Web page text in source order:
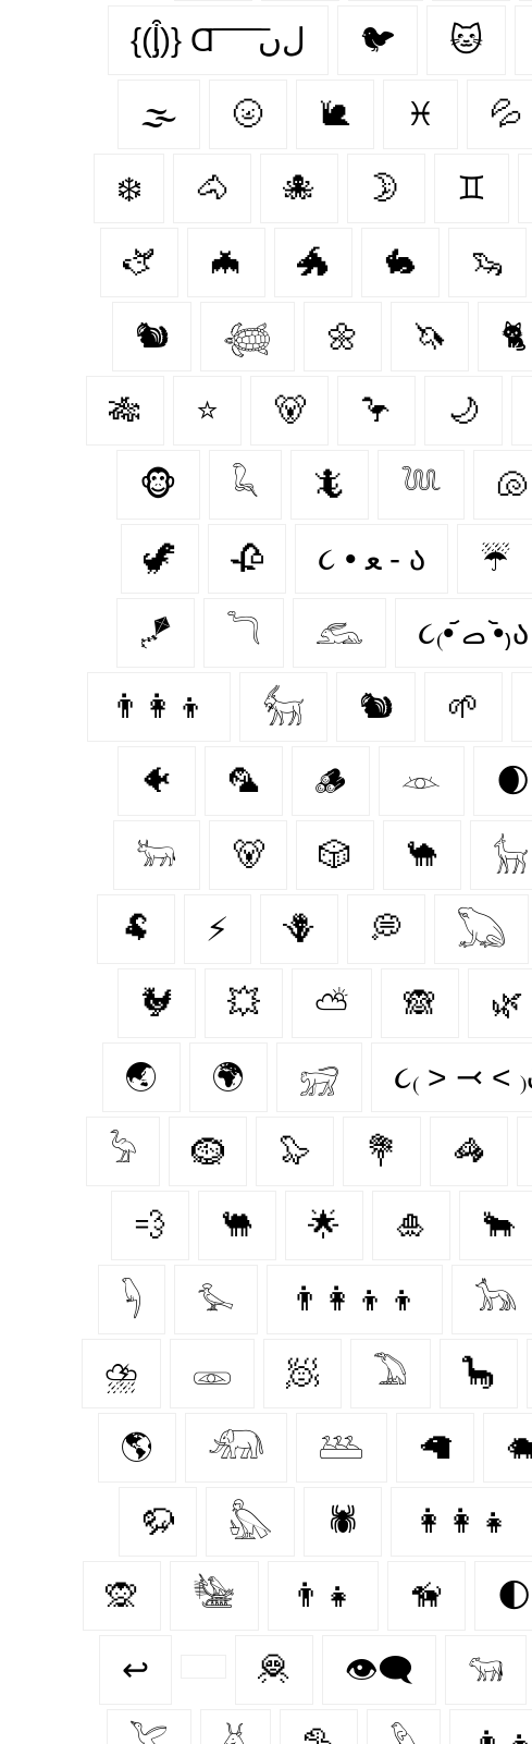
{(ᶅ͒)} Ɑ͞ ͞ ͞ ͞ ͞ ﻝﮞ 🐦‍ 🐱
🌫️ 🌝 🐌 ♓ 💦
❄️ 🐴 🐙 🌛 ♊
🫏 🦇 🐲 🐇 🦦
🐿️ 𓆉 🌼 🦄 🐈‍
🎋 ⭐ 🐻‍ 🦩 🌙
🐵 𓆗 🦎 𓆙 🐚
🦖 🥀 ૮ • ﻌ - ა⁩ ☔
🪁 𓆓 𓃹 ૮₍•᷄ ࡇ •᷅₎ა
👨‍👩‍👦 𓃶 🐿 🌱
🐠 🦜 🪵 𓁺 🌒
𓃽 🐻 🎲 🐪 𓃴
🐏 ⚡ 🪻 💭 𓆏
🐓 💥 ⛅ 🙈 🌿
🌏 🌍 𓃸 ૮₍ ˃ ⤙ ˂
𓅦 🪹 🦭 💐 🦓
💨 🐫 🌟 🎍 🐂
𓆐 𓅙 👨‍👩‍👦‍👦 𓃥
⛈️ 𓁽 🧖‍ 𓅐 🦕
🌎 𓃰 𓅹 🦙
🦬 𓅽 🕷️ 👩‍👩‍👧
🙊 𓅋 👨‍👧 🦮 🌓
↩ 🦧 👁️‍🗨️ 𓃔